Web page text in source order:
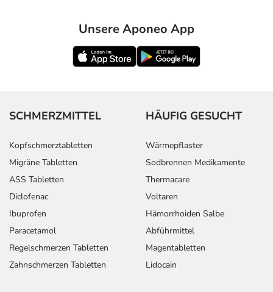
Unsere Aponeo App
SCHMERZMITTEL
Kopfschmerztabletten
Migräne Tabletten
ASS Tabletten
Diclofenac
Ibuprofen
Paracetamol
Regelschmerzen Tabletten
Zahnschmerzen Tabletten
HÄUFIG GESUCHT
Wärmepflaster
Sodbrennen Medikamente
Thermacare
Voltaren
Hämorrhoiden Salbe
Abführmittel
Magentabletten
Lidocain